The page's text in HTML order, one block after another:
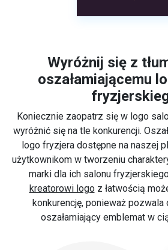
Wyróżnij się z
oszałamiającemu
Koniecznie zaopatrz się w logo
wyróżnić się na tle konkurencji.
logo fryzjera dostępne na naszej
użytkownikom w tworzeniu
marki dla ich salonu
kreatorowi logoz łatwością
konkurencję, ponieważ pozwala
oszałamiający emblemat w